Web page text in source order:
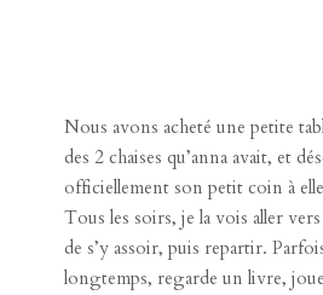
Nous avons acheté une petite
des 2 chaises qu’anna avait, et
officiellement son petit coin à
Tous les soirs, je la vois aller vers
de s’y assoir, puis repartir.
longtemps, regarde un livre,